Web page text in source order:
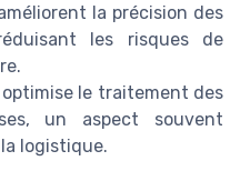
la précision des
les risques de
le traitement des
un aspect souvent
logistique.